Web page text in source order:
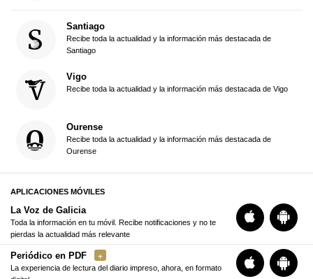
Santiago
Recibe toda la actualidad y la información más destacada de
Santiago
Vigo
Recibe toda la actualidad y la información más destacada de Vigo
Ourense
Recibe toda la actualidad y la información más destacada de
Ourense
APLICACIONES MÓVILES
La Voz de Galicia
Toda la información en tu móvil. Recibe notificaciones y no te
pierdas la actualidad más relevante
Periódico en PDF
La experiencia de lectura del diario impreso, ahora, en formato